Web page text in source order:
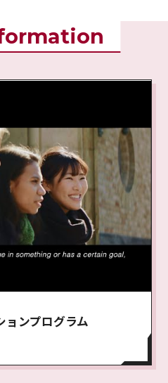
ョンプログラム